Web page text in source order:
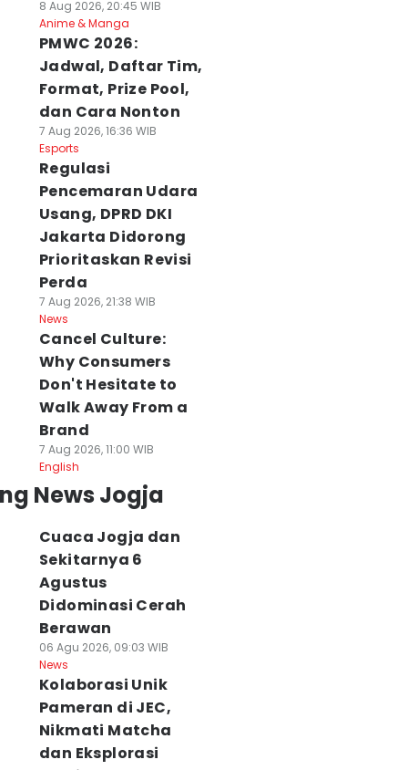
8 Aug 2026, 20:45 WIB
Anime & Manga
PMWC 2026:
Jadwal, Daftar Tim,
Format, Prize Pool,
dan Cara Nonton
7 Aug 2026, 16:36 WIB
Esports
Regulasi
Pencemaran Udara
Usang, DPRD DKI
Jakarta Didorong
Prioritaskan Revisi
Perda
7 Aug 2026, 21:38 WIB
News
Cancel Culture:
Why Consumers
Don't Hesitate to
Walk Away From a
Brand
7 Aug 2026, 11:00 WIB
English
News Jogja
Cuaca Jogja dan
Sekitarnya 6
Agustus
Didominasi Cerah
Berawan
06 Agu 2026, 09:03 WIB
News
Kolaborasi Unik
Pameran di JEC,
Nikmati Matcha
dan Eksplorasi